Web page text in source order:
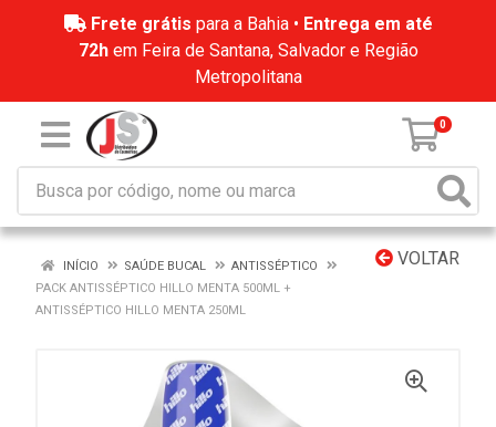
Frete grátis para a Bahia • Entrega em até
72hem Feira de Santana, Salvador e Região
Metropolitana
0
VOLTAR
INÍCIO SAÚDE BUCAL
ANTISSÉPTICO
PACK ANTISSÉPTICO HILLO MENTA 500ML +
ANTISSÉPTICO HILLO MENTA 250ML